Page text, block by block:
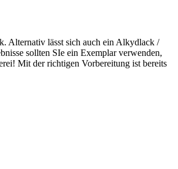
Alternativ lässt sich auch ein Alkydlack /
sollten SIe ein Exemplar verwenden,
Mit der richtigen Vorbereitung ist bereits